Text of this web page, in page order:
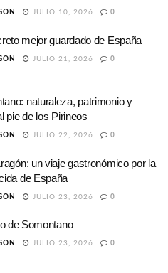
JULIO 10, 2026 0
mejor guardado de España
JULIO 21, 2026 0
naturaleza, patrimonio y
pie de los Pirineos
JULIO 22, 2026 0
un viaje gastronómico por la
de España
JULIO 23, 2026 0
de Somontano
JULIO 23, 2026 0